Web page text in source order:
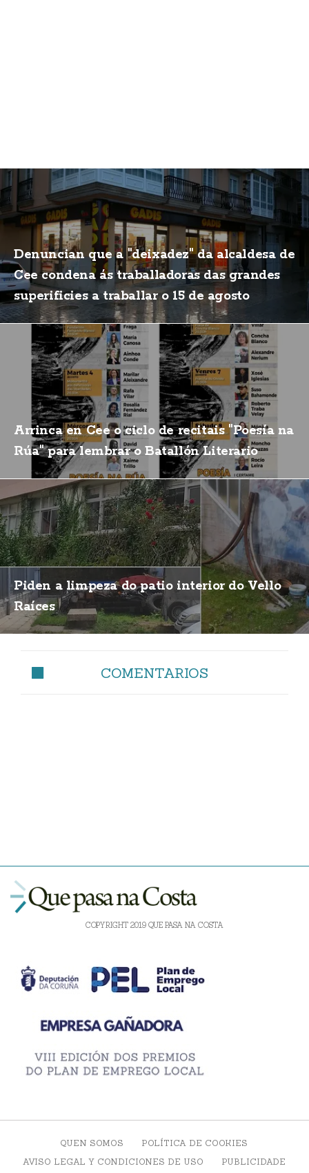
Denuncian que a "deixadez" da alcaldesa de
Cee condena ás traballadoras das grandes
superificies a traballar o 15 de agosto
Arrinca en Cee o ciclo de recitais "Poesía na
Rúa" para lembrar o Batallón Literario
Piden a limpeza do patio interior do Vello
Raíces
COMENTARIOS
COPYRIGHT 2019 QUE PASA NA COSTA
QUEN SOMOS
POLÍTICA DE COOKIES
AVISO LEGAL Y CONDICIONES DE USO
PUBLICIDADE